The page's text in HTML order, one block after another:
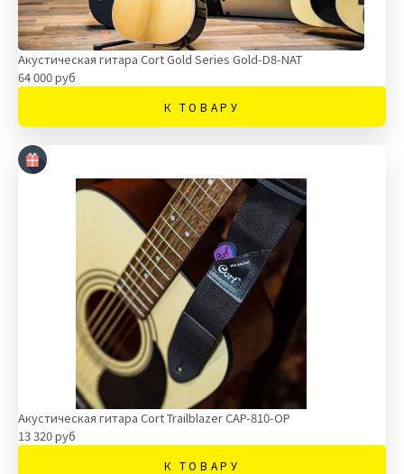
Акустическая гитара Cort Gold Series Gold-D8-NAT
64 000 руб
К ТОВАРУ
Акустическая гитара Cort Trailblazer CAP-810-OP
13 320 руб
К ТОВАРУ